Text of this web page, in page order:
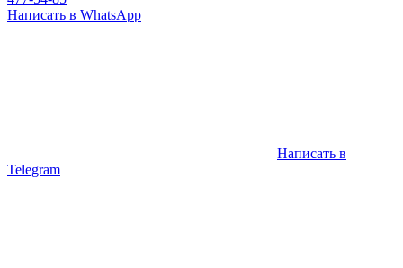
Написать в WhatsApp
Написать в
Telegram